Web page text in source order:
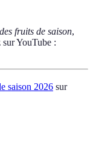
fruits de saison,
sur YouTube :
saison 2026 sur